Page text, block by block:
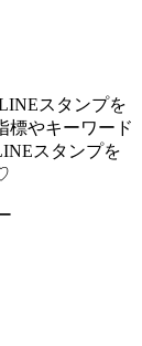
スタンプを
標やキーワード
スタンプを